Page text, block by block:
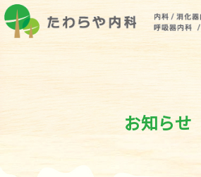
お知らせ